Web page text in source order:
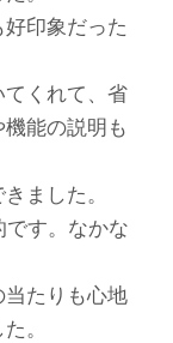
印象だった
くれて、省
能の説明も
ました。
です。なかな
たりも心地
。